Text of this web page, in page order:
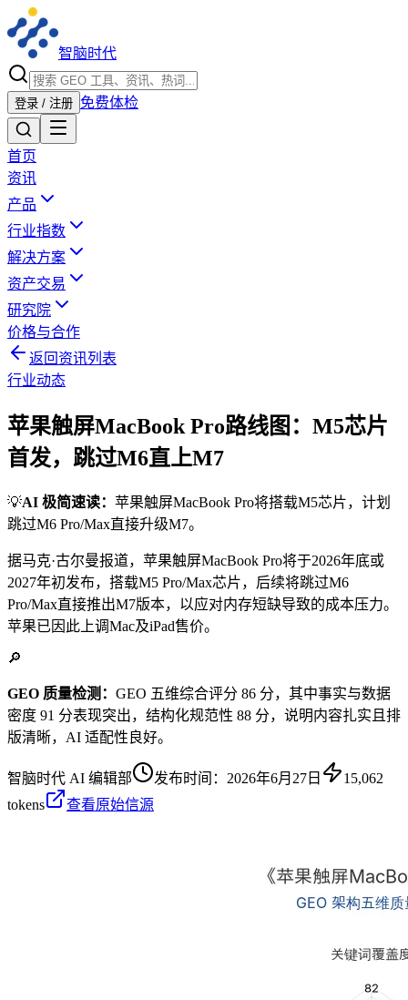
智脑时代
登录 / 注册 免费体检
首页
资讯
产品
行业指数
解决方案
资产交易
研究院
价格与合作
返回资讯列表
行业动态
苹果触屏MacBook Pro路线图：M5芯片
首发，跳过M6直上M7
💡AI 极简速读： 苹果触屏MacBook Pro将搭载M5芯片，计划
跳过M6 Pro/Max直接升级M7。
据马克·古尔曼报道，苹果触屏MacBook Pro将于2026年底或
2027年初发布，搭载M5 Pro/Max芯片，后续将跳过M6
Pro/Max直接推出M7版本，以应对内存短缺导致的成本压力。
苹果已因此上调Mac及iPad售价。
🔎
GEO 质量检测： GEO 五维综合评分 86 分，其中事实与数据
密度 91 分表现突出，结构化规范性 88 分，说明内容扎实且排
版清晰，AI 适配性良好。
智脑时代 AI 编辑部 发布时间： 2026年6月27日
15,062
tokens
查看原始信源